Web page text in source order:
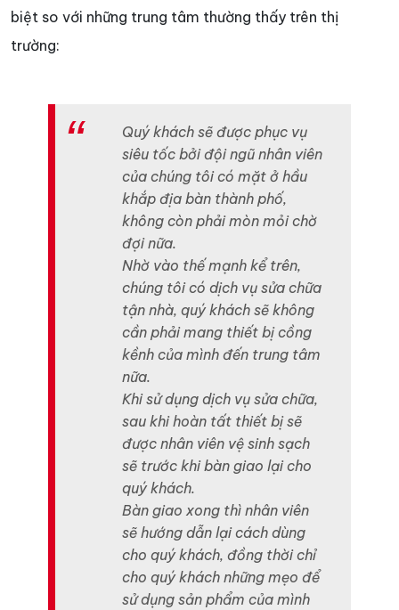
biệt so với những trung tâm thường thấy trên thị
trường:
Quý khách sẽ được phục vụ
siêu tốc bởi đội ngũ nhân viên
của chúng tôi có mặt ở hầu
khắp địa bàn thành phố,
không còn phải mòn mỏi chờ
đợi nữa.
Nhờ vào thế mạnh kể trên,
chúng tôi có dịch vụ sửa chữa
tận nhà, quý khách sẽ không
cần phải mang thiết bị cồng
kềnh của mình đến trung tâm
nữa.
Khi sử dụng dịch vụ sửa chữa,
sau khi hoàn tất thiết bị sẽ
được nhân viên vệ sinh sạch
sẽ trước khi bàn giao lại cho
quý khách.
Bàn giao xong thì nhân viên
sẽ hướng dẫn lại cách dùng
cho quý khách, đồng thời chỉ
cho quý khách những mẹo để
sử dụng sản phẩm của mình